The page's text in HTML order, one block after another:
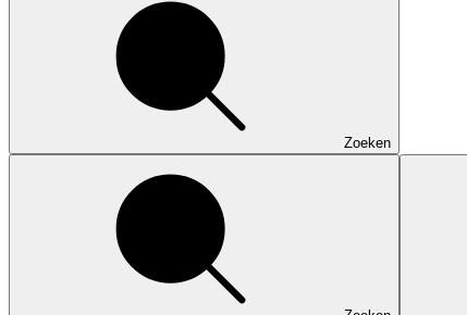
Zoeken